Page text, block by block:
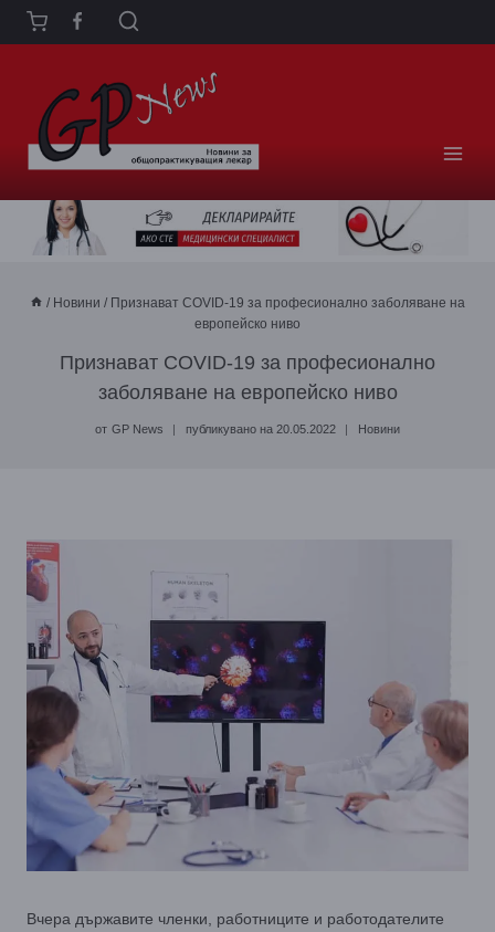
Към
съдържанието
/ Новини / Признават COVID-19 за професионално заболяване на
европейско ниво
Признават COVID-19 за професионално
заболяване на европейско ниво
от GP News публикувано на 20.05.2022 Новини
Вчера държавите членки, работниците и работодателите